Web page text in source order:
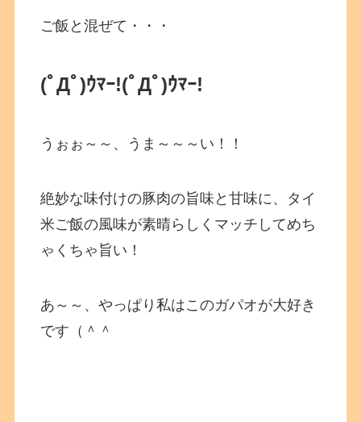
ご飯と混ぜて・・・
(ﾟДﾟ)ｳﾏｰ!(ﾟДﾟ)ｳﾏｰ!
うぉぉ～～、うま～～～い！！
絶妙な味付けの豚肉の旨味と甘味に、タイ
米ご飯の風味が素晴らしくマッチしてめち
ゃくちゃ旨い！
あ～～、やっぱり私はこのガパオが大好き
です（＾＾